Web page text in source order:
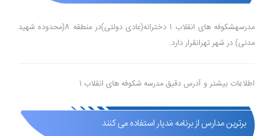
مدرسهشکوفه های انقلاب 1 دخترانه(عادی دولتی)در منطقه 8(محدوده شهید
مدنی) در شهر تهرانقرار دارد.
اطلاعات بیشتر و آدرس دقیق مدرسه شکوفه های انقلاب 1
برترین مدارس از برنامه مَدیار استفاده می کنند